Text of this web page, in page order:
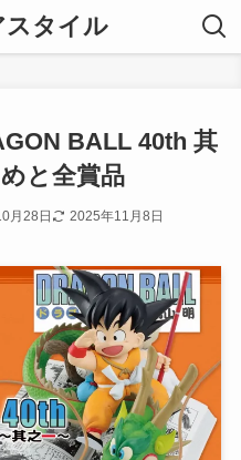
スタイル
BALL 40th 其
と全賞品
月28日 2025年11月8日